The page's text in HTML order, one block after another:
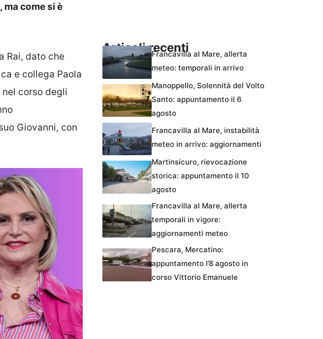
come si è
Rai, dato che
e collega Paola
corso degli
Giovanni, con
Articoli recentiFrancavilla al Mare, allerta
meteo: temporali in arrivo
Manoppello, Solennità del Volto
Santo: appuntamento il 6
agosto
Francavilla al Mare, instabilità
meteo in arrivo: aggiornamenti
Martinsicuro, rievocazione
storica: appuntamento il 10
agosto
Francavilla al Mare, allerta
temporali in vigore:
aggiornamenti meteo
Pescara, Mercatino:
appuntamento l’8 agosto in
corso Vittorio Emanuele